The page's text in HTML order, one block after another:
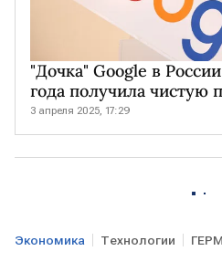
"Дочка" Google в
года получила чистую
3 апреля 2025, 17:29
Экономика Технологии